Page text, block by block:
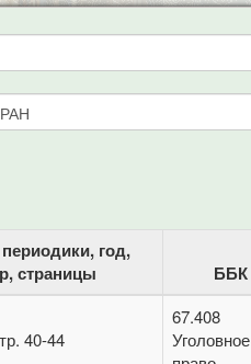
год,
страницы
ББК
40-44
67.408
Уголовное